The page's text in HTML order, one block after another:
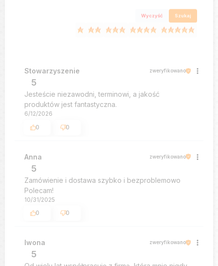
Wyczyść Szukaj
Stowarzyszenie zweryfikowano
5
Jesteście niezawodni, terminowi, a jakość
produktów jest fantastyczna.
6/12/2026
0
0
Anna zweryfikowano
5
Zamówienie i dostawa szybko i bezproblemowo
Polecam!
10/31/2025
0
0
Iwona zweryfikowano
5